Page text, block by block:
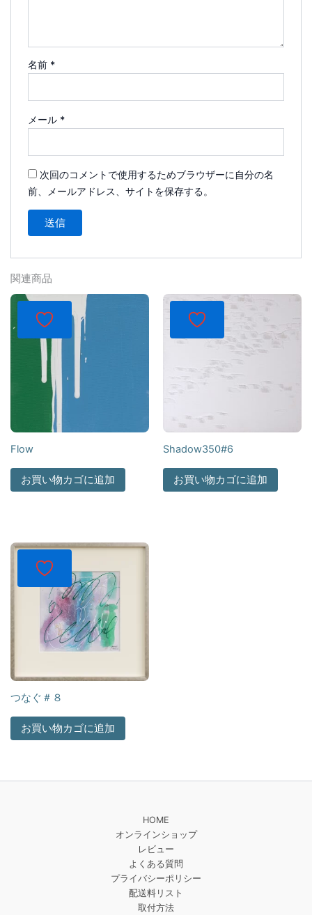
名前 *
メール *
次回のコメントで使用するためブラウザーに自分の名
前、メールアドレス、サイトを保存する。
関連商品
Flow
お買い物カゴに追加
Shadow350#6
お買い物カゴに追加
つなぐ＃８
お買い物カゴに追加
HOME
オンラインショップ
レビュー
よくある質問
プライバシーポリシー
配送料リスト
取付方法